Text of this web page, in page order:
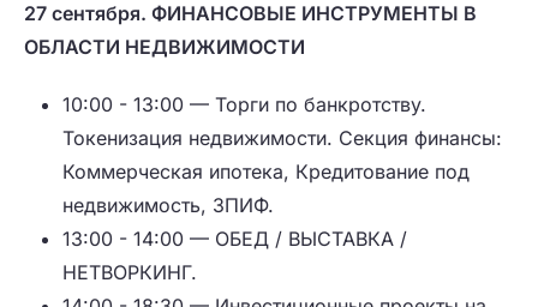
27 сентября. ФИНАНСОВЫЕ ИНСТРУМЕНТЫ В
ОБЛАСТИ НЕДВИЖИМОСТИ
10:00 - 13:00 — Торги по банкротству.
Токенизация недвижимости. Секция финансы:
Коммерческая ипотека, Кредитование под
недвижимость, ЗПИФ.
13:00 - 14:00 — ОБЕД / ВЫСТАВКА /
НЕТВОРКИНГ.